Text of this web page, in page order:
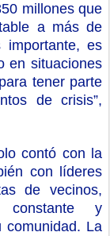
millones que
a más de
es
en situaciones
tener parte
de crisis”,
contó con la
con líderes
de vecinos,
constante y
La